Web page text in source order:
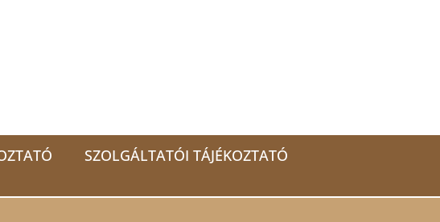
SZOLGÁLTATÓI TÁJÉKOZTATÓ